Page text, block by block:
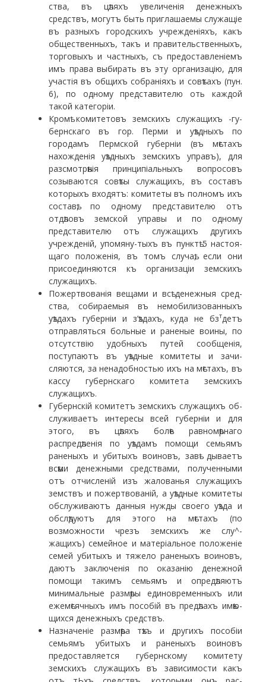
ства, въ цѣляхъ увеличенія денежныхъ
средствъ, мо­гутъ быть приглашаемы служащіе
въ разныхъ город­скихъ учрежденіяхъ, какъ
общественныхъ, такъ и правительственныхъ,
торговыхъ и частныхъ, съ пре­доставленіемъ
имъ права выбирать въ эту организа­цію, для
участія въ общихъ собраніяхъ и совѣтахъ (пун.
6), по одному представителю оть каждой
такой категоріи.
Кромѣ комитетовъ земскихъ служащихъ -гу­
бернскаго въ гор. Перми и уѣздныхъ по
городамъ Пермской губерніи (въ мѣстахъ
нахожденія уѣздныхъ земскихъ управъ), для
разсмотрѣнія принципіальныхъ вопросовъ
созываются совѣты служащихъ, въ составъ
которыхъ входятъ: комитеты въ полномъ ихъ
составѣ, по одному представителю отъ
отдѣловъ земской упра­вы и по одному
представителю отъ служащихъ дру­гихъ
учрежденій, упомяну-тыхъ въ пунктѣ 5 настоя­
щаго положенія, въ томъ случаѣ, если они
присоеди­няются къ организаціи земскихъ
служащихъ.
Пожертвованія вещами и всѣ денежныя сред­
ства, собираемыя въ немобилизованныхъ
уѣздахъ гу­берніи и з’ѣздахъ, куда не бзтдетъ
отправляться боль­ные и раненые воины, по
отсутствію удобныхъ путей сообщенія,
поступаютъ въ уѣздные комитеты и зачи­
сляются, за ненадобностью ихъ на мѣстахъ, въ
кассу губернскаго комитета земскихъ
служащихъ.
Губернскій комитетъ земскихъ служащихъ об­
служиваетъ интересы всей губерніи и для
этого, въ цѣляхъ болѣе равномѣрнаго
распредѣленія по уѣздамъ помощи семьямъ
раненыхъ и убитыхъ воиновъ, завѣ- дываетъ
всѣми денежными средствами, полученными
отъ отчисленій изъ жалованья служащихъ
земствъ и пожертвованій, а уѣздные комитеты
обслуживаютъ данныя нужды своего уѣзда и
обслѣдуютъ для этого на мѣстахъ (по
возможности чрезъ земскихъ же слу^-
жащихъ) семейное и матеріальное положеніе
семей убитыхъ и тяжело раненыхъ воиновъ,
даютъ заключе­нія по оказанію денежной
помощи такимъ семьямъ и опредѣляютъ
минимальные размѣры единовременныхъ или
ежемѣсячныхъ имъ пособій въ предѣлахъ имѣю­
щихся денежныхъ средствъ.
Назначеніе размѣра тѣхъ и другихъ пособіи
семьямъ убитыхъ и раненыхъ воиновъ
предоставляется губернскому комитету
земскихъ служащихъ въ зави­симости какъ